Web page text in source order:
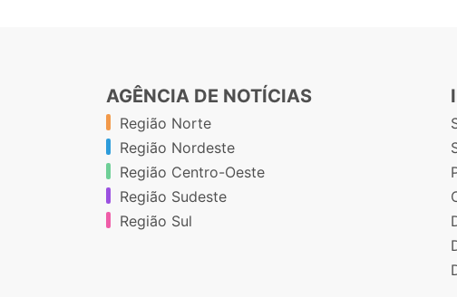
AGÊNCIA DE NOTÍCIAS
Região Norte
Região Nordeste
Região Centro-Oeste
Região Sudeste
Região Sul